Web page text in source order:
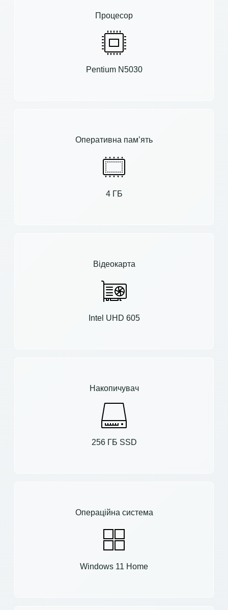
Процесор
Pentium N5030
Оперативна пам’ять
4 ГБ
Відеокарта
Intel UHD 605
Накопичувач
256 ГБ SSD
Операційна система
Windows 11 Home